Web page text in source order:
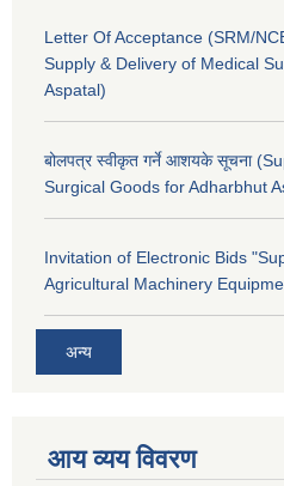
Letter Of Acceptance (SRM/
Supply & Delivery of Medical
Aspatal)
बोलपत्र स्वीकृत गर्ने आशयके सूचना
Surgical Goods for Adharbhut
Invitation of Electronic Bids
Agricultural Machinery
अन्य
आय व्यय विवरण